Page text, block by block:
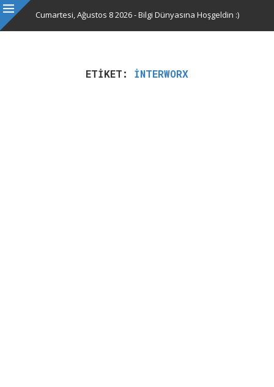
Cumartesi, Ağustos 8 2026 - Bilgi Dünyasına Hoşgeldin :)
ETIKET: INTERWORX